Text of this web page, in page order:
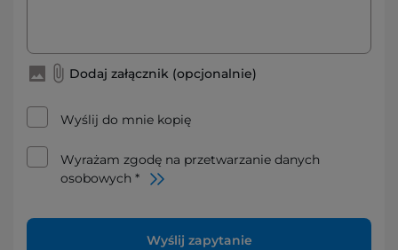
Dodaj załącznik (opcjonalnie)
Wyślij do mnie kopię
Wyrażam zgodę na przetwarzanie danych
osobowych *
Wyślij zapytanie